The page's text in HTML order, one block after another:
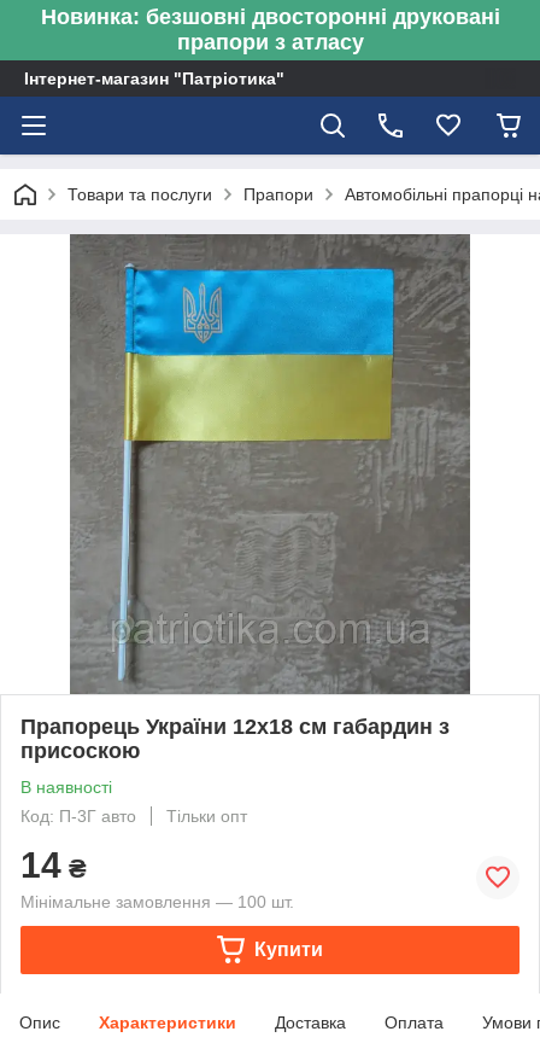
Новинка: безшовні двосторонні друковані
прапори з атласу
Інтернет-магазин "Патріотика"
Товари та послуги Прапори Автомобільні прапорці
Прапорець України 12х18 см габардин з
присоскою
В наявності
Код: П-3Г авто
Тільки опт
14 ₴
Мінімальне замовлення — 100 шт.
Купити
Опис Характеристики Доставка Оплата Умови